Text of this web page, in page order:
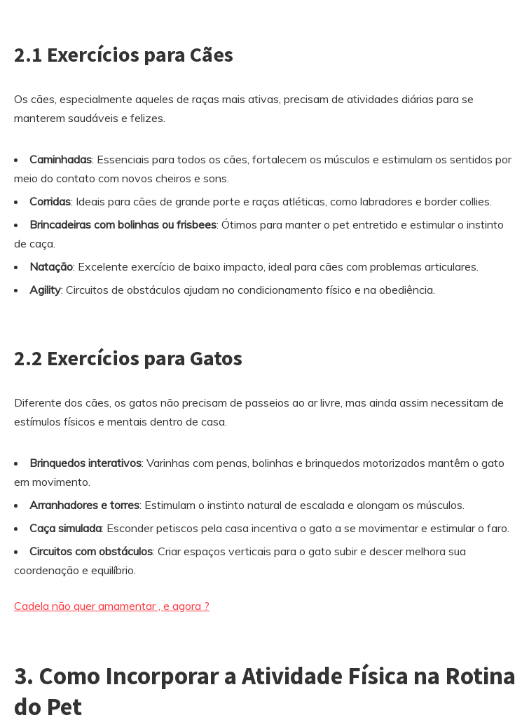
2.1 Exercícios para Cães
Os cães, especialmente aqueles de raças mais ativas, precisam de atividades diárias para se
manterem saudáveis e felizes.
Caminhadas: Essenciais para todos os cães, fortalecem os músculos e estimulam os sentidos por
meio do contato com novos cheiros e sons.
Corridas: Ideais para cães de grande porte e raças atléticas, como labradores e border collies.
Brincadeiras com bolinhas ou frisbees: Ótimos para manter o pet entretido e estimular o instinto
de caça.
Natação: Excelente exercício de baixo impacto, ideal para cães com problemas articulares.
Agility: Circuitos de obstáculos ajudam no condicionamento físico e na obediência.
2.2 Exercícios para Gatos
Diferente dos cães, os gatos não precisam de passeios ao ar livre, mas ainda assim necessitam de
estímulos físicos e mentais dentro de casa.
Brinquedos interativos: Varinhas com penas, bolinhas e brinquedos motorizados mantêm o gato
em movimento.
Arranhadores e torres: Estimulam o instinto natural de escalada e alongam os músculos.
Caça simulada: Esconder petiscos pela casa incentiva o gato a se movimentar e estimular o faro.
Circuitos com obstáculos: Criar espaços verticais para o gato subir e descer melhora sua
coordenação e equilíbrio.
Cadela não quer amamentar , e agora ?
3. Como Incorporar a Atividade Física na Rotina
do Pet